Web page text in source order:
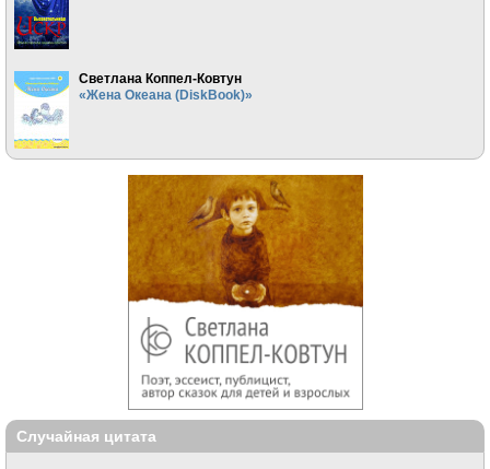
Светлана Коппел-Ковтун
«Жена Океана (DiskBook)»
Случайная цитата